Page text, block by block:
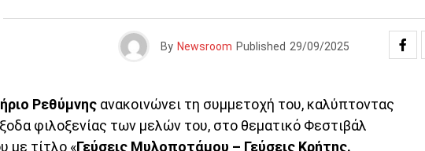
By Newsroom Published 29/09/2025
Ρεθύμνης ανακοινώνει τη συμμετοχή του, καλύπτοντας
φιλοξενίας των μελών του, στο θεματικό Φεστιβάλ
με τίτλο «Γεύσεις Μυλοποτάμου – Γεύσεις Κρήτης.